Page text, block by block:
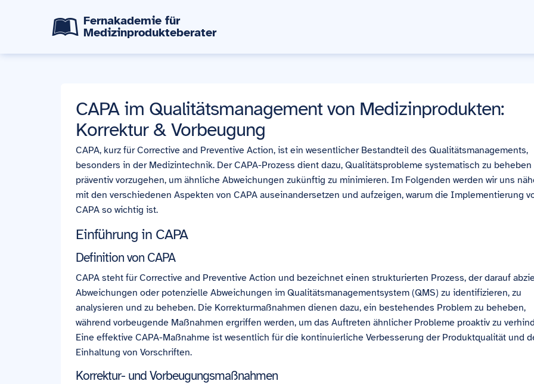
Fernakademie für
Medizinprodukteberater
CAPA im Qualitätsmanagement von Medizinprodukten:
Korrektur & Vorbeugung
CAPA, kurz für Corrective and Preventive Action, ist ein wesentlicher Bestandteil des Qualitätsmanagements,
besonders in der Medizintechnik. Der CAPA-Prozess dient dazu, Qualitätsprobleme systematisch zu
präventiv vorzugehen, um ähnliche Abweichungen zukünftig zu minimieren. Im Folgenden werden wir uns
mit den verschiedenen Aspekten von CAPA auseinandersetzen und aufzeigen, warum die Implementierung
CAPA so wichtig ist.
Einführung in CAPA
Definition von CAPA
CAPA steht für Corrective and Preventive Action und bezeichnet einen strukturierten Prozess, der darauf
Abweichungen oder potenzielle Abweichungen im Qualitätsmanagementsystem (QMS) zu identifizieren, zu
analysieren und zu beheben. Die Korrekturmaßnahmen dienen dazu, ein bestehendes Problem zu beheben,
während vorbeugende Maßnahmen ergriffen werden, um das Auftreten ähnlicher Probleme proaktiv zu
Eine effektive CAPA-Maßnahme ist wesentlich für die kontinuierliche Verbesserung der Produktqualität und
Einhaltung von Vorschriften.
Korrektur- und Vorbeugungsmaßnahmen